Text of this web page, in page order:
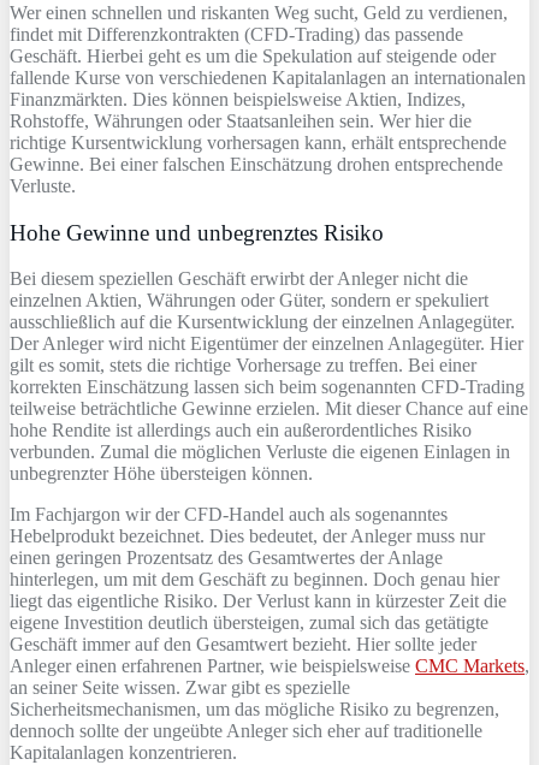
Wer einen schnellen und riskanten Weg sucht, Geld zu verdienen,
findet mit Differenzkontrakten (CFD-Trading) das passende
Geschäft. Hierbei geht es um die Spekulation auf steigende oder
fallende Kurse von verschiedenen Kapitalanlagen an internationalen
Finanzmärkten. Dies können beispielsweise Aktien, Indizes,
Rohstoffe, Währungen oder Staatsanleihen sein. Wer hier die
richtige Kursentwicklung vorhersagen kann, erhält entsprechende
Gewinne. Bei einer falschen Einschätzung drohen entsprechende
Verluste.
Hohe Gewinne und unbegrenztes Risiko
Bei diesem speziellen Geschäft erwirbt der Anleger nicht die
einzelnen Aktien, Währungen oder Güter, sondern er spekuliert
ausschließlich auf die Kursentwicklung der einzelnen Anlagegüter.
Der Anleger wird nicht Eigentümer der einzelnen Anlagegüter. Hier
gilt es somit, stets die richtige Vorhersage zu treffen. Bei einer
korrekten Einschätzung lassen sich beim sogenannten CFD-Trading
teilweise beträchtliche Gewinne erzielen. Mit dieser Chance auf eine
hohe Rendite ist allerdings auch ein außerordentliches Risiko
verbunden. Zumal die möglichen Verluste die eigenen Einlagen in
unbegrenzter Höhe übersteigen können.
Im Fachjargon wir der CFD-Handel auch als sogenanntes
Hebelprodukt bezeichnet. Dies bedeutet, der Anleger muss nur
einen geringen Prozentsatz des Gesamtwertes der Anlage
hinterlegen, um mit dem Geschäft zu beginnen. Doch genau hier
liegt das eigentliche Risiko. Der Verlust kann in kürzester Zeit die
eigene Investition deutlich übersteigen, zumal sich das getätigte
Geschäft immer auf den Gesamtwert bezieht. Hier sollte jeder
Anleger einen erfahrenen Partner, wie beispielsweise CMC Markets,
an seiner Seite wissen. Zwar gibt es spezielle
Sicherheitsmechanismen, um das mögliche Risiko zu begrenzen,
dennoch sollte der ungeübte Anleger sich eher auf traditionelle
Kapitalanlagen konzentrieren.